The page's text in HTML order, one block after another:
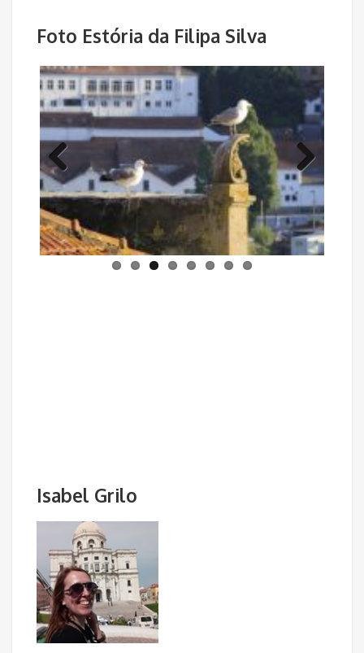
Foto Estória da Filipa Silva
Isabel Grilo